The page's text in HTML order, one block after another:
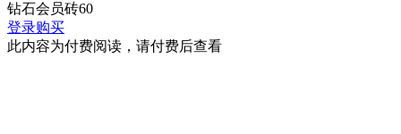
钻石会员砖60
登录购买
此内容为付费阅读，请付费后查看